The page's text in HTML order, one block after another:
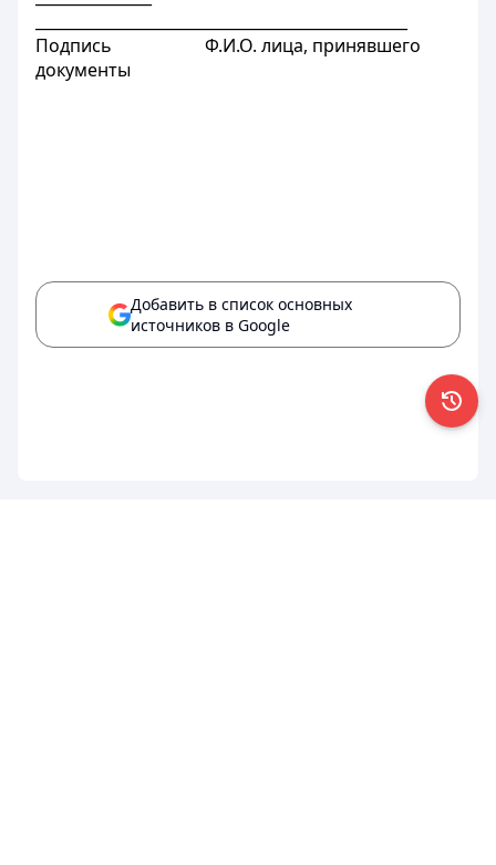
Подпись Ф.И.О. лица, принявшего
документы
Добавить в список основных
источников в Google